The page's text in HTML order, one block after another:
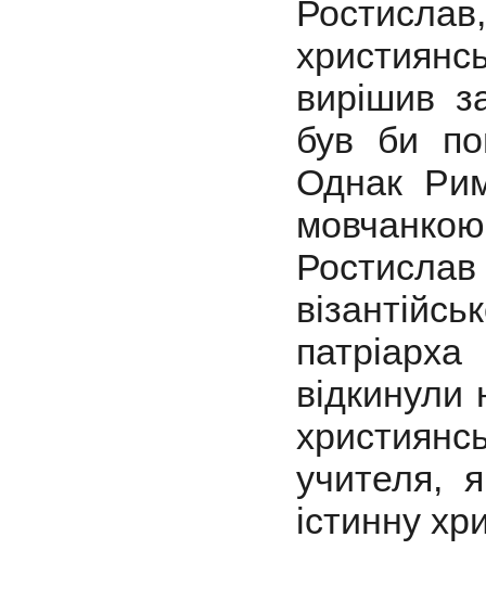
вирішив
був би
Однак
учителя,
істинну